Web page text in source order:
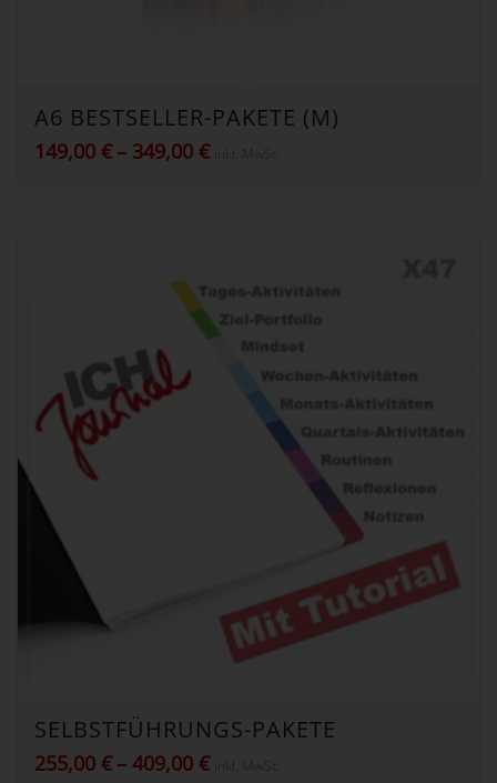
A6 BESTSELLER-PAKETE (M)
149,00 € – 349,00 €Preisspanne:
SELBSTFÜHRUNGS-PAKETE
255,00 € – 409,00 €Preisspanne: